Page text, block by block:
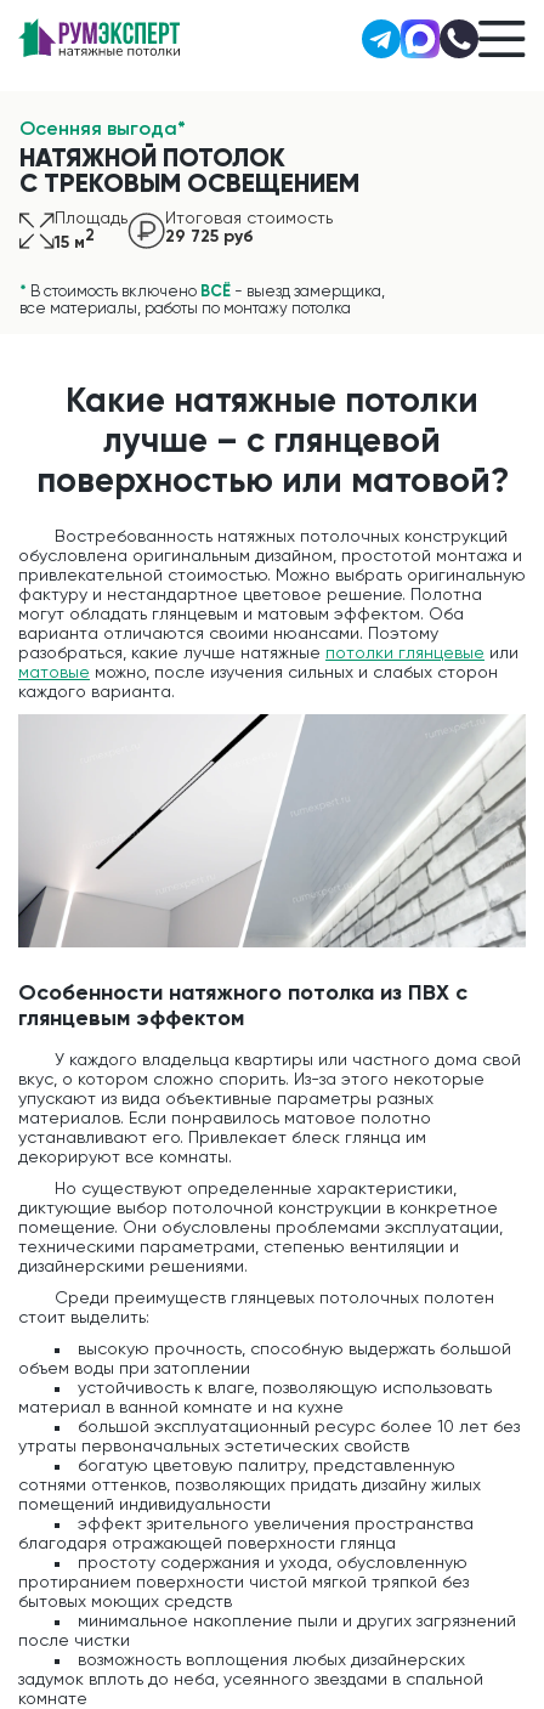
Осенняя выгода*
НАТЯЖНОЙ ПОТОЛОК
С ТРЕКОВЫМ ОСВЕЩЕНИЕМ
Площадь
15 м2
Итоговая стоимость
29 725 руб
* В стоимость включено ВСЁ - выезд замерщика,
все материалы, работы по монтажу потолка
Какие натяжные потолки
лучше – с глянцевой
поверхностью или матовой?
Востребованность натяжных потолочных конструкций
обусловлена оригинальным дизайном, простотой монтажа и
привлекательной стоимостью. Можно выбрать оригинальную
фактуру и нестандартное цветовое решение. Полотна
могут обладать глянцевым и матовым эффектом. Оба
варианта отличаются своими нюансами. Поэтому
разобраться, какие лучше натяжные потолки глянцевые или
матовые можно, после изучения сильных и слабых сторон
каждого варианта.
Особенности натяжного потолка из ПВХ с
глянцевым эффектом
У каждого владельца квартиры или частного дома свой
вкус, о котором сложно спорить. Из-за этого некоторые
упускают из вида объективные параметры разных
материалов. Если понравилось матовое полотно
устанавливают его. Привлекает блеск глянца им
декорируют все комнаты.
Но существуют определенные характеристики,
диктующие выбор потолочной конструкции в конкретное
помещение. Они обусловлены проблемами эксплуатации,
техническими параметрами, степенью вентиляции и
дизайнерскими решениями.
Среди преимуществ глянцевых потолочных полотен
стоит выделить:
высокую прочность, способную выдержать большой
объем воды при затоплении
устойчивость к влаге, позволяющую использовать
материал в ванной комнате и на кухне
большой эксплуатационный ресурс более 10 лет без
утраты первоначальных эстетических свойств
богатую цветовую палитру, представленную
сотнями оттенков, позволяющих придать дизайну жилых
помещений индивидуальности
эффект зрительного увеличения пространства
благодаря отражающей поверхности глянца
простоту содержания и ухода, обусловленную
протиранием поверхности чистой мягкой тряпкой без
бытовых моющих средств
минимальное накопление пыли и других загрязнений
после чистки
возможность воплощения любых дизайнерских
задумок вплоть до неба, усеянного звездами в спальной
комнате